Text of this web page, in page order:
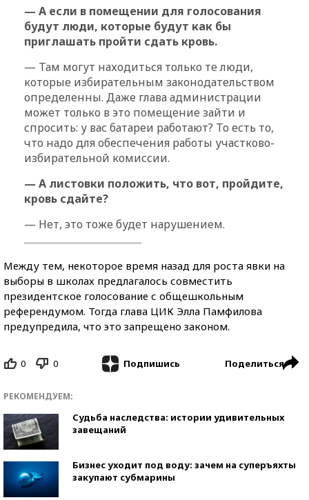
— А если в помещении для голосования
будут люди, которые будут как бы
приглашать пройти сдать кровь.
— Там могут находиться только те люди,
которые избирательным законодательством
определенны. Даже глава администрации
может только в это помещение зайти и
спросить: у вас батареи работают? То есть то,
что надо для обеспечения работы участково-
избирательной комиссии.
— А листовки положить, что вот, пройдите,
кровь сдайте?
— Нет, это тоже будет нарушением.
Между тем, некоторое время назад для роста явки на
выборы в школах предлагалось совместить
президентское голосование с общешкольным
референдумом. Тогда глава ЦИК Элла Памфилова
предупредила, что это запрещено законом.
0 0 Подпишись Поделиться
РЕКОМЕНДУЕМ:
Судьба наследства: истории удивительных
завещаний
Бизнес уходит под воду: зачем на суперъяхты
закупают субмарины